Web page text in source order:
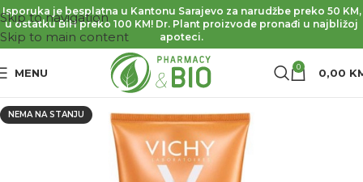
Skip to navigation
Skip to main content
Isporuka je besplatna u Kantonu Sarajevo za narudžbe preko 50 KM,
u ostatku BiH preko 100 KM! Dr. Plant proizvode pronađi u najbližoj
apoteci.
MENU 0 0,00
NEMA NA STANJU